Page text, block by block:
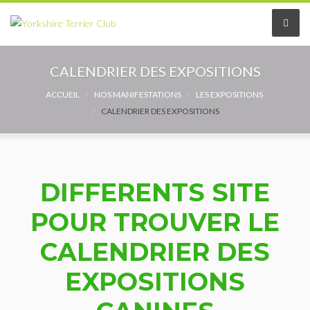
Le comité
Les Statuts
Le règlement intérieur
Les Commissions
CALENDRIER DES EXPOSITIONS
ACCUEIL NOS MANIFESTATIONS
LES EXPOSITIONS
CALENDRIER DES EXPOSITIONS
DIFFERENTS SITE
POUR TROUVER LE
CALENDRIER DES
EXPOSITIONS